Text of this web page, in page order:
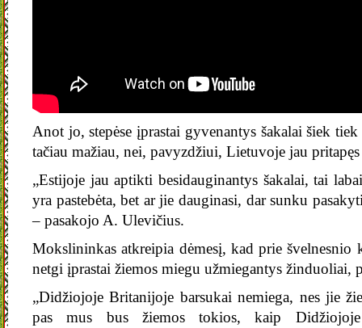
Anot jo, stepėse įprastai gyvenantys šakalai šiek
tačiau mažiau, nei, pavyzdžiui, Lietuvoje jau
„Estijoje jau aptikti besidauginantys šakalai, tai
yra pastebėta, bet ar jie dauginasi, dar sunku
– pasakojo A. Ulevičius.
Mokslininkas atkreipia dėmesį, kad prie švelnesnio
netgi įprastai žiemos miegu užmiegantys žinduoliai,
„Didžiojoje Britanijoje barsukai nemiega, nes jie
pas mus bus žiemos tokios, kaip Didžiojoje